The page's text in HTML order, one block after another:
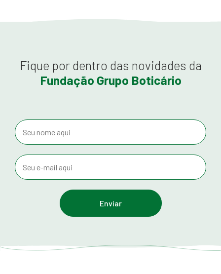
Fique por dentro das novidades da
Fundação Grupo Boticário